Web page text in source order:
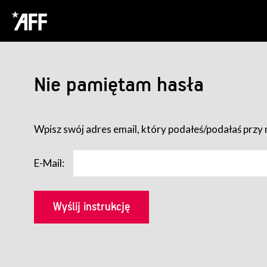
Nie pamiętam hasła
Wpisz swój adres email, który podałeś/podałaś
E-Mail: